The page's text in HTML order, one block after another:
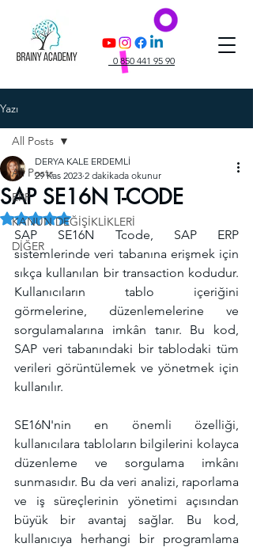
0 850 441 95 90
Yazı
All Posts
ERP
KANUN DEĞİŞİKLİKLERİ
DİĞER
All Posts
SAP SE16N T-CODE
DERYA KALE ERDEMLİ
29 Kas 2023 2 dakikada okunur
5 üzerinden NaN yıldız
SAP SE16N Tcode, SAP ERP
sistemlerinde veri tabanına erişmek için
sıkça kullanılan bir transaction kodudur.
Kullanıcıların tablo içeriğini
görmelerine, düzenlemelerine ve
sorgulamalarına imkân tanır. Bu kod,
SAP veri tabanındaki bir tablodaki tüm
verileri görüntülemek ve yönetmek için
kullanılır.
SE16N'nin en önemli özelliği,
kullanıcılara tabloların bilgilerini kolayca
düzenleme ve sorgulama imkânı
sunmasıdır. Bu da veri analizi, raporlama
ve iş süreçlerinin yönetimi açısından
büyük bir avantaj sağlar. Bu kod,
kullanıcıya herhangi bir programlama